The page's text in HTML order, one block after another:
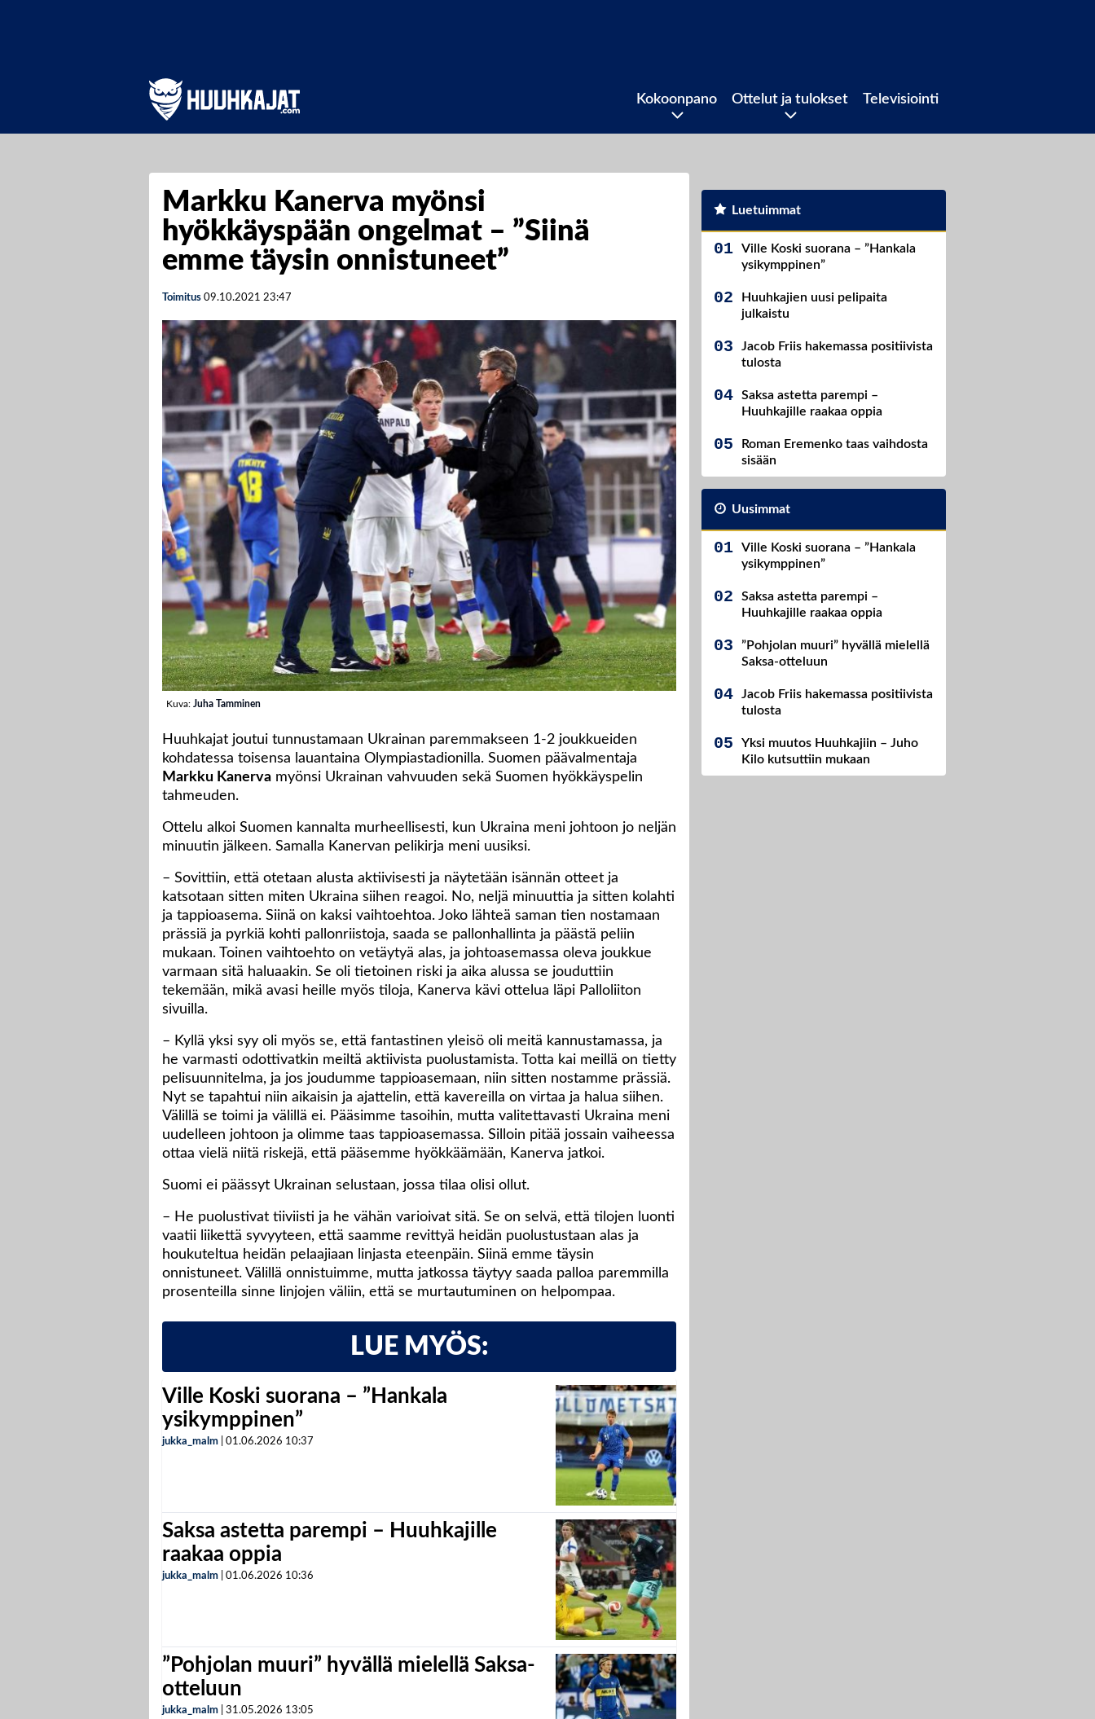
Kokoonpano Ottelut ja tulokset Televisiointi
Markku Kanerva myönsi
hyökkäyspään ongelmat – ”Siinä
emme täysin onnistuneet”
Toimitus 09.10.2021 23:47
Kuva: Juha Tamminen
Huuhkajat joutui tunnustamaan Ukrainan paremmakseen 1-2 joukkueiden
kohdatessa toisensa lauantaina Olympiastadionilla. Suomen päävalmentaja
Markku Kanerva myönsi Ukrainan vahvuuden sekä Suomen hyökkäyspelin
tahmeuden.
Ottelu alkoi Suomen kannalta murheellisesti, kun Ukraina meni johtoon jo neljän
minuutin jälkeen. Samalla Kanervan pelikirja meni uusiksi.
– Sovittiin, että otetaan alusta aktiivisesti ja näytetään isännän otteet ja
katsotaan sitten miten Ukraina siihen reagoi. No, neljä minuuttia ja sitten kolahti
ja tappioasema. Siinä on kaksi vaihtoehtoa. Joko lähteä saman tien nostamaan
prässiä ja pyrkiä kohti pallonriistoja, saada se pallonhallinta ja päästä peliin
mukaan. Toinen vaihtoehto on vetäytyä alas, ja johtoasemassa oleva joukkue
varmaan sitä haluaakin. Se oli tietoinen riski ja aika alussa se jouduttiin
tekemään, mikä avasi heille myös tiloja, Kanerva kävi ottelua läpi Palloliiton
sivuilla.
– Kyllä yksi syy oli myös se, että fantastinen yleisö oli meitä kannustamassa, ja
he varmasti odottivatkin meiltä aktiivista puolustamista. Totta kai meillä on tietty
pelisuunnitelma, ja jos joudumme tappioasemaan, niin sitten nostamme prässiä.
Nyt se tapahtui niin aikaisin ja ajattelin, että kavereilla on virtaa ja halua siihen.
Välillä se toimi ja välillä ei. Pääsimme tasoihin, mutta valitettavasti Ukraina meni
uudelleen johtoon ja olimme taas tappioasemassa. Silloin pitää jossain vaiheessa
ottaa vielä niitä riskejä, että pääsemme hyökkäämään, Kanerva jatkoi.
Suomi ei päässyt Ukrainan selustaan, jossa tilaa olisi ollut.
– He puolustivat tiiviisti ja he vähän varioivat sitä. Se on selvä, että tilojen luonti
vaatii liikettä syvyyteen, että saamme revittyä heidän puolustustaan alas ja
houkuteltua heidän pelaajiaan linjasta eteenpäin. Siinä emme täysin
onnistuneet. Välillä onnistuimme, mutta jatkossa täytyy saada palloa paremmilla
prosenteilla sinne linjojen väliin, että se murtautuminen on helpompaa.
LUE MYÖS:
Ville Koski suorana – ”Hankala
ysikymppinen”
jukka_malm 01.06.2026 10:37
Saksa astetta parempi – Huuhkajille
raakaa oppia
jukka_malm 01.06.2026 10:36
”Pohjolan muuri” hyvällä mielellä Saksa-
otteluun
jukka_malm 31.05.2026 13:05
Luetuimmat
Ville Koski suorana – ”Hankala
ysikymppinen”
Huuhkajien uusi pelipaita
julkaistu
Jacob Friis hakemassa positiivista
tulosta
Saksa astetta parempi –
Huuhkajille raakaa oppia
Roman Eremenko taas vaihdosta
sisään
Uusimmat
Ville Koski suorana – ”Hankala
ysikymppinen”
Saksa astetta parempi –
Huuhkajille raakaa oppia
”Pohjolan muuri” hyvällä mielellä
Saksa-otteluun
Jacob Friis hakemassa positiivista
tulosta
Yksi muutos Huuhkajiin – Juho
Kilo kutsuttiin mukaan